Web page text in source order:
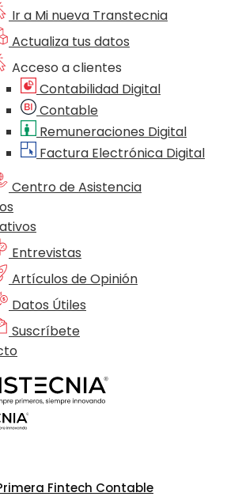
Ir a Mi nueva Transtecnia
Actualiza tus datos
Acceso a clientes
Contabilidad Digital
Contable
Remuneraciones Digital
Factura Electrónica Digital
Centro de Asistencia
Entrevistas
Artículos de Opinión
Datos Útiles
Suscríbete
Fintech Contable